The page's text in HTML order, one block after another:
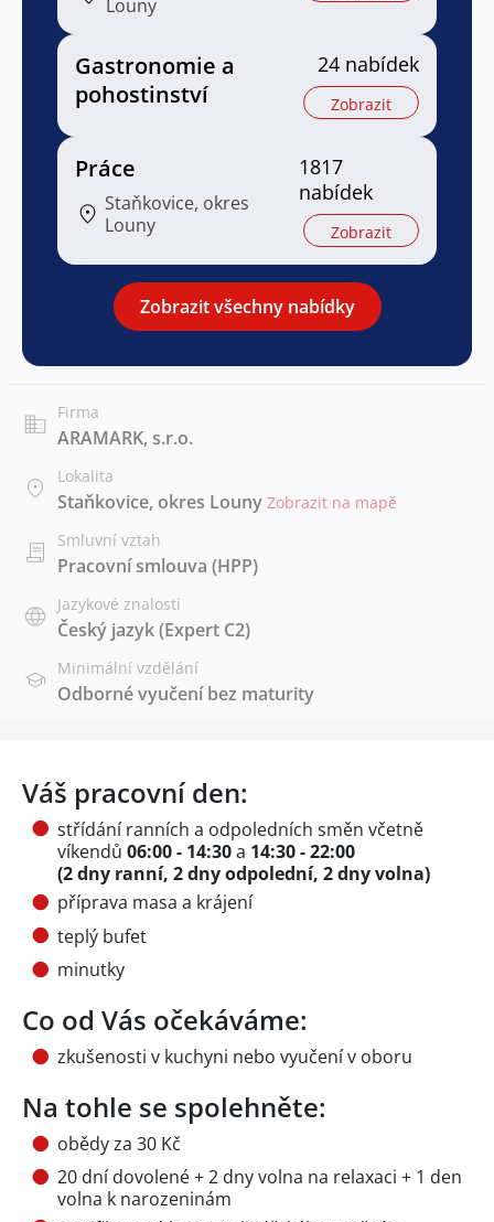
Louny
Gastronomie a
pohostinství
24 nabídek
Zobrazit
Práce
Staňkovice, okres
Louny
1817
nabídek
Zobrazit
Zobrazit všechny nabídky
Firma
ARAMARK, s.r.o.
Lokalita
Staňkovice, okres Louny Zobrazit na mapě
Smluvní vztah
Pracovní smlouva (HPP)
Jazykové znalosti
Český jazyk(Expert C2)
Minimální vzdělání
Odborné vyučení bez maturity
Váš pracovní den:
střídání ranních a odpoledních směn včetně
víkendů 06:00 - 14:30a 14:30 - 22:00
(2 dny ranní, 2 dny odpolední, 2 dny volna)
příprava masa a krájení
teplý bufet
minutky
Co od Vás očekáváme:
zkušenosti v kuchyni nebo vyučení v oboru
Na tohle se spolehněte:
obědy za 30 Kč
20 dní dovolené + 2 dny volna na relaxaci + 1 den
volna k narozeninám